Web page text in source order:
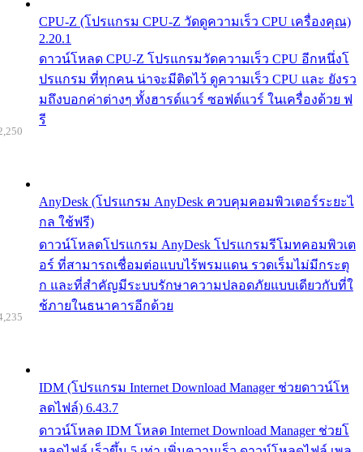
CPU-Z (โปรแกรม CPU-Z วัดดูความเร็ว CPU เครื่องคุณ)
2.20.1
ดาวน์โหลด CPU-Z โปรแกรมวัดความเร็ว CPU อีกหนึ่งโ
ปรแกรม ที่ทุกคน น่าจะมีติดไว้ ดูความเร็ว CPU และ ยังรว
มถึงบอกค่าต่างๆ ทั้งฮารด์แวร์ ซอฟต์แวร์ ในเครื่องด้วย ฟ
รี
AnyDesk (โปรแกรม AnyDesk ควบคุมคอมพิวเตอร์ระยะไ
กล ใช้ฟรี)
ดาวน์โหลดโปรแกรม AnyDesk โปรแกรมรีโมทคอมพิวเต
อร์ ที่สามารถเชื่อมต่อแบบไร้พรมแดน รวดเร็มไม่มีกระตุ
ก และที่สำคัญมีระบบรักษาความปลอดภัยแบบเดียวกับที่ใ
ช้ภายในธนาคารอีกด้วย
IDM (โปรแกรม Internet Download Manager ช่วยดาวน์โห
ลดไฟล์) 6.43.7
ดาวน์โหลด IDM โหลด Internet Download Manager ช่วยโ